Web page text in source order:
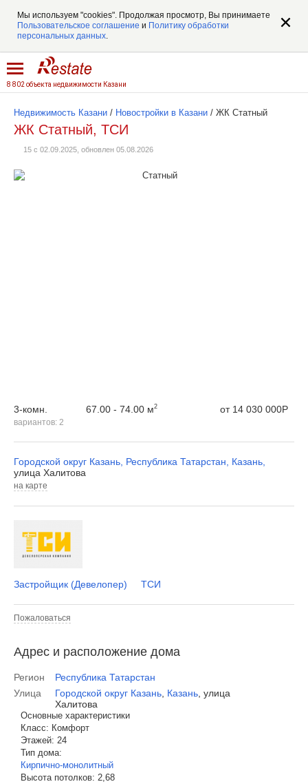
Мы используем "cookies". Продолжая просмотр, Вы принимаете
Пользовательское соглашение и Политику обработки
персональных данных.
8 802 объекта недвижимости Казани
Недвижимость Казани / Новостройки в Казани / ЖК Статный
ЖК Статный, ТСИ
15 с 02.09.2025, обновлен 05.08.2026
3-комн.
вариантов: 2
67.00 - 74.00 м2 от 14 030 000Р
Городской округ Казань Республика Татарстан Казань
улица Халитова
на карте
Застройщик (Девелопер) ТСИ
Пожаловаться
Адрес и расположение дома
Регион
Республика Татарстан
Улица
Городской округ Казань Казань улица
Халитова
Основные характеристики
Класс: Комфорт
Этажей: 24
Тип дома:
Кирпично-монолитный
Высота потолков: 2,68